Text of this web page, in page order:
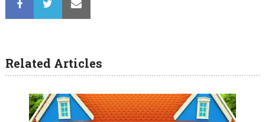
Related Articles